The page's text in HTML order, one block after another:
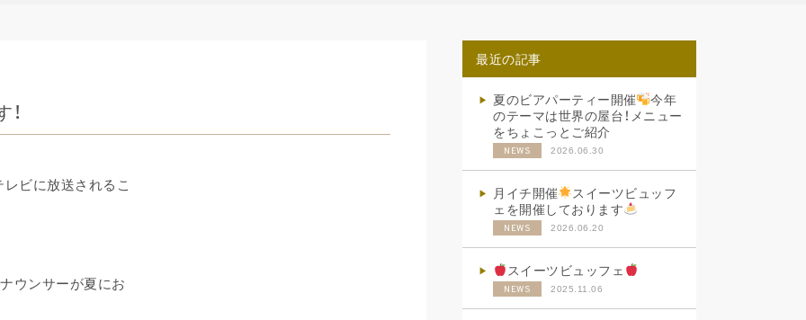
レビに放送されるこ
ウンサーが夏にお
最近の記事
夏のビアパーティー開催
今年
のテーマは世界の屋台！メニュー
をちょこっとご紹介
NEWS 2026.06.30
月イチ開催
スイーツビュッフ
ェを開催しております
NEWS 2026.06.20
スイーツビュッフェ
NEWS 2025.11.06